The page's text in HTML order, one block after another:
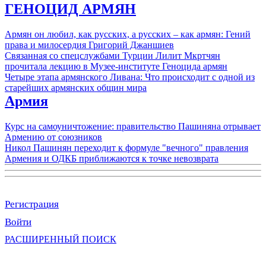
ГЕНОЦИД АРМЯН
Армян он любил, как русских, а русских – как армян: Гений
права и милосердия Григорий Джаншиев
Связанная со спецслужбами Турции Лилит Мкртчян
прочитала лекцию в Музее-институте Геноцида армян
Четыре этапа армянского Ливана: Что происходит с одной из
старейших армянских общин мира
Армия
Курс на самоуничтожение: правительство Пашиняна отрывает
Армению от союзников
Никол Пашинян переходит к формуле "вечного" правления
Армения и ОДКБ приближаются к точке невозврата
Регистрация
Войти
РАСШИРЕННЫЙ ПОИСК